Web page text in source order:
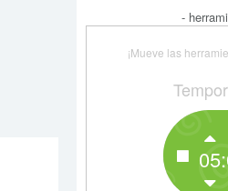
-
¡Mueve las